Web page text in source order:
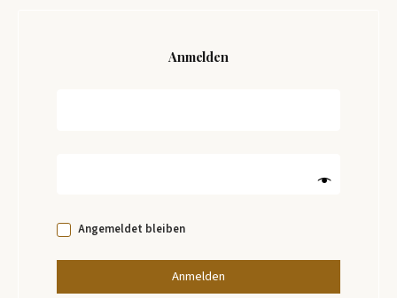
Anmelden
Angemeldet bleiben
Anmelden